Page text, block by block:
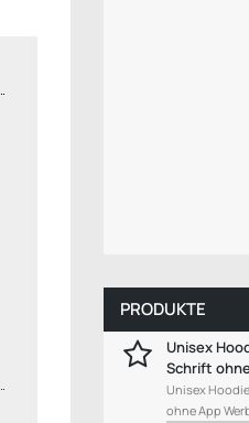
PRODUKTE
Unisex
Schrift
Unisex
ohne App